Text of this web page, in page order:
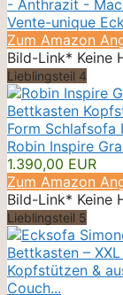
Vente-unique
Zum Amazon
Bild-Link* Keine
Lieblingsteil 4
Robin Inspire
1.390,00 EUR
Zum Amazon
Bild-Link* Keine
Lieblingsteil 5